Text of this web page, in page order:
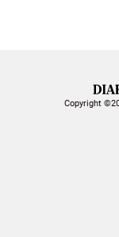
Copyright